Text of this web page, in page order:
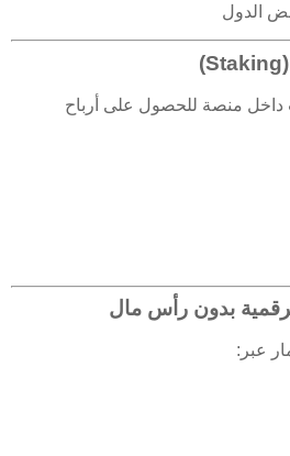
الدول
داخل منصة للحصول على أرباح
عبر: